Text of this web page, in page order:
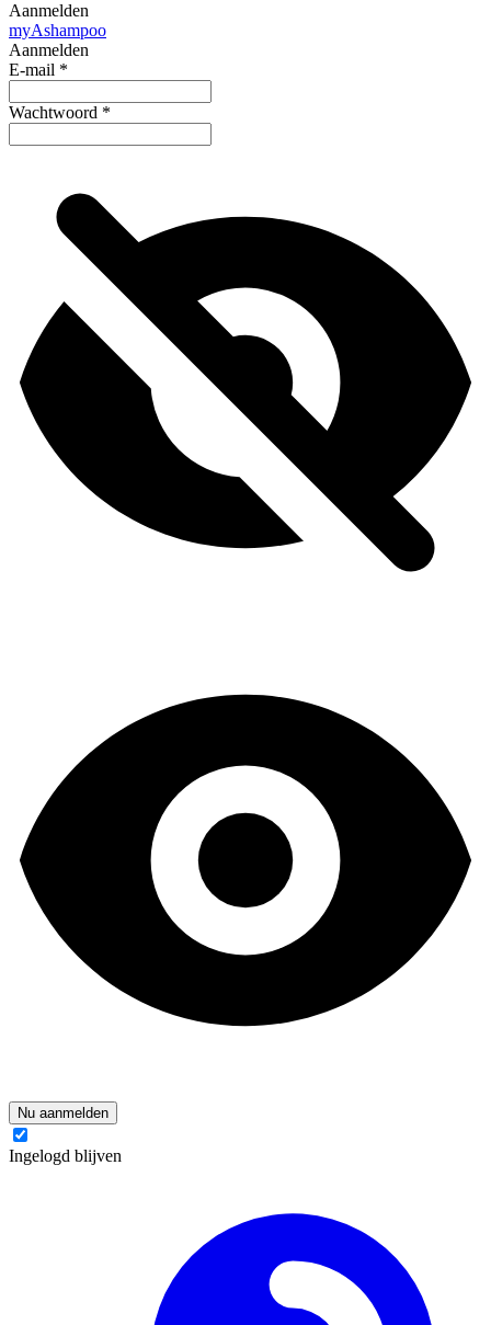
Aanmelden
myAshampoo
Aanmelden
E-mail *
Wachtwoord *
Nu aanmelden
Ingelogd blijven